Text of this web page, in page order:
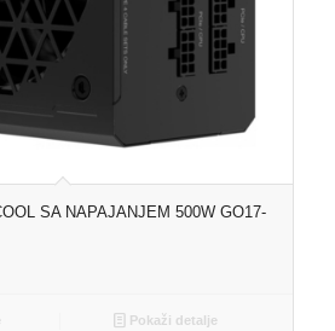
SA NAPAJANJEM 500W GO17-
Pokaži detalje